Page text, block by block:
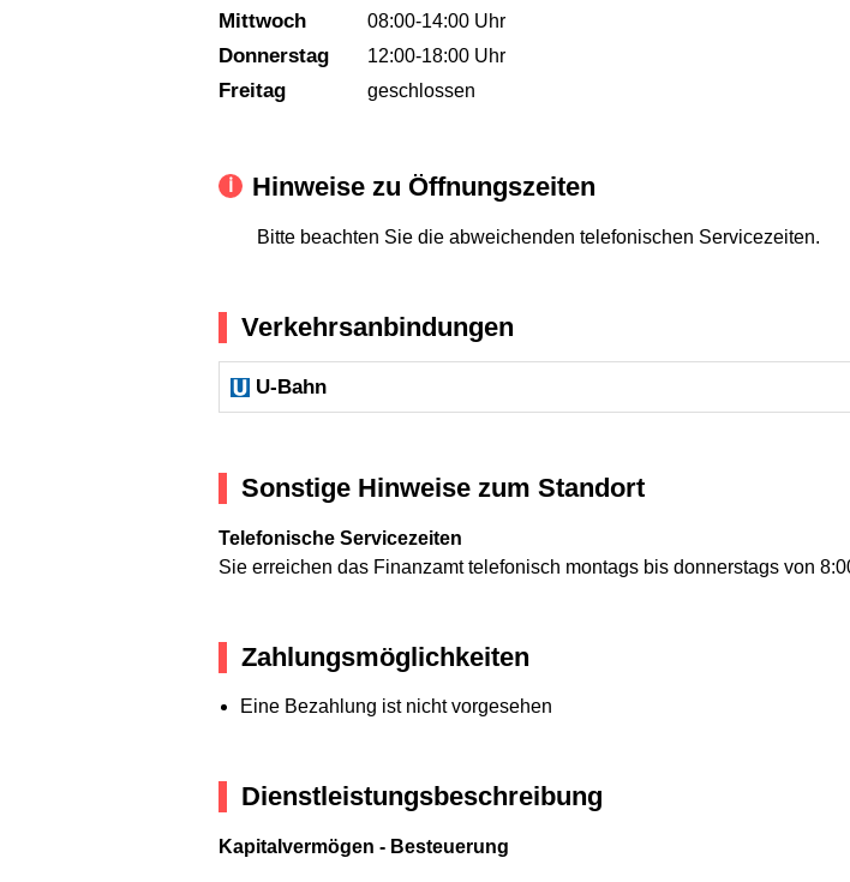
Mittwoch 08:00-14:00 Uhr
Donnerstag 12:00-18:00 Uhr
Freitag geschlossen
Hinweise zu Öffnungszeiten
Bitte beachten Sie die abweichenden telefonischen Servicezeiten.
Verkehrsanbindungen
U-Bahn
Sonstige Hinweise zum Standort
Telefonische Servicezeiten
Sie erreichen das Finanzamt telefonisch montags bis donnerstags von
Zahlungsmöglichkeiten
Eine Bezahlung ist nicht vorgesehen
Dienstleistungsbeschreibung
Kapitalvermögen - Besteuerung